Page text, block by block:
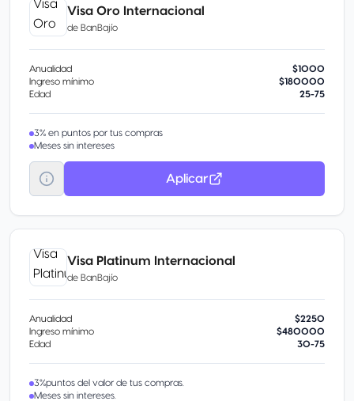
Visa Oro Internacional
de BanBajío
Anualidad
$1000
Ingreso mínimo
$180000
Edad
25-75
3% en puntos por tus compras
Meses sin intereses
Aplicar
Visa Platinum Internacional
de BanBajío
Anualidad
$2250
Ingreso mínimo
$480000
Edad
30-75
3%puntos del valor de tus compras.
Meses sin intereses.